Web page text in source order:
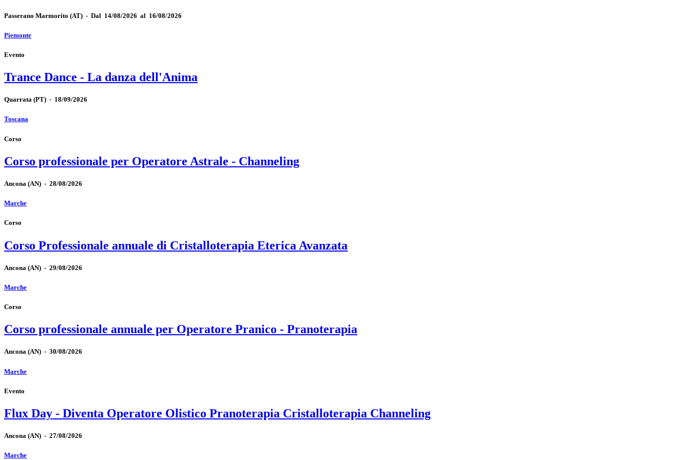
Passerano Marmorito (AT) - Dal 14/08/2026 al 16/08/2026
Piemonte
Evento
Trance Dance - La danza dell'Anima
Quarrata (PT) - 18/09/2026
Toscana
Corso
Corso professionale per Operatore Astrale - Channeling
Ancona (AN) - 28/08/2026
Marche
Corso
Corso Professionale annuale di Cristalloterapia Eterica Avanzata
Ancona (AN) - 29/08/2026
Marche
Corso
Corso professionale annuale per Operatore Pranico - Pranoterapia
Ancona (AN) - 30/08/2026
Marche
Evento
Flux Day - Diventa Operatore Olistico Pranoterapia Cristalloterapia Channeling
Ancona (AN) - 27/08/2026
Marche